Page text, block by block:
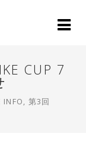
CUP 7
INFO, 第3回